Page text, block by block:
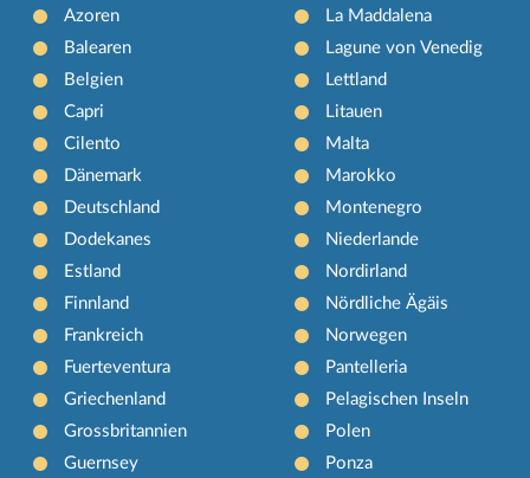
Azoren
Balearen
Belgien
Capri
Cilento
Dänemark
Deutschland
Dodekanes
Estland
Finnland
Frankreich
Fuerteventura
Griechenland
Grossbritannien
Guernsey
La Maddalena
Lagune von Venedig
Lettland
Litauen
Malta
Marokko
Montenegro
Niederlande
Nordirland
Nördliche Ägäis
Norwegen
Pantelleria
Pelagischen Inseln
Polen
Ponza